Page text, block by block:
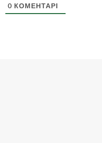
0 КОМЕНТАРІ